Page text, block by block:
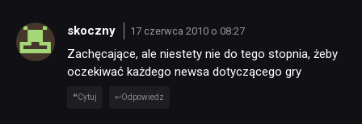
RETRO
skoczny 17 czerwca 2010 o 08:27
Zachęcające, ale niestety nie do tego stopnia, żeby
oczekiwać każdego newsa dotyczącego gry
Cytuj Odpowiedz